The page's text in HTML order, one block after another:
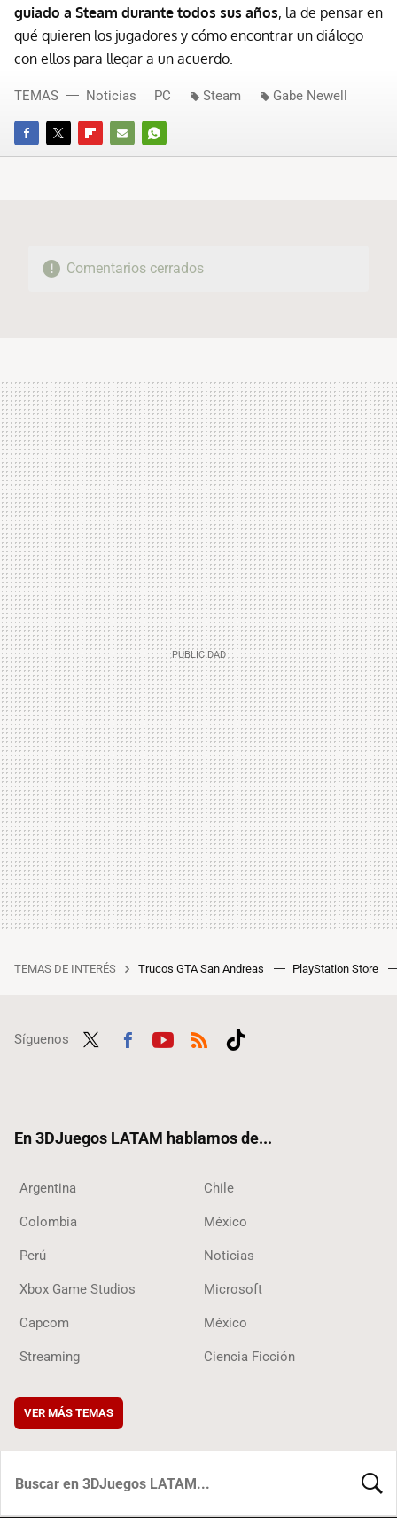
guiado a Steam durante todos sus años, la de pensar en
qué quieren los jugadores y cómo encontrar un diálogo
con ellos para llegar a un acuerdo.
FACEBOOKTWITTERFLIPBOARD
E-
WHATSAPP
TEMAS Noticias PC Steam Gabe Newell
Comentarios cerrados
TEMAS DE INTERÉS Trucos GTA San Andreas PlayStation Store
Síguenos
En 3DJuegos LATAM hablamos de...
Argentina Chile
Colombia México
Perú Noticias
Xbox Game Studios Microsoft
Capcom México
Streaming Ciencia Ficción
VER MÁS TEMAS